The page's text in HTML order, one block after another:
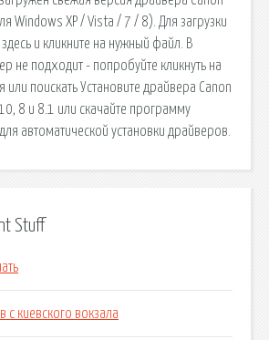
Windows XP / Vista / 7 / 8). Для загрузки
и кликните на нужный файл. В
не подходит - попробуйте кликнуть на
или поискать Установите драйвера Canon
8 и 8.1 или скачайте программу
автоматической установки драйверов.
Stuff
с киевского вокзала